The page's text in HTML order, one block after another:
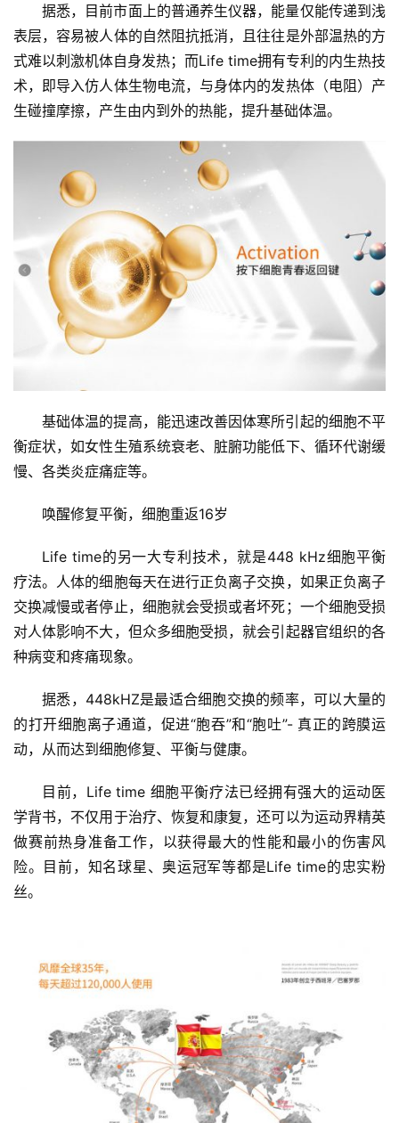
据悉，目前市面上的普通养生仪器，能量仅能传递到浅
表层，容易被人体的自然阻抗抵消，且往往是外部温热的方
式难以刺激机体自身发热；而Life time拥有专利的内生热技
术，即导入仿人体生物电流，与身体内的发热体（电阻）产
生碰撞摩擦，产生由内到外的热能，提升基础体温。
基础体温的提高，能迅速改善因体寒所引起的细胞不平
衡症状，如女性生殖系统衰老、脏腑功能低下、循环代谢缓
慢、各类炎症痛症等。
唤醒修复平衡，细胞重返16岁
Life time的另一大专利技术，就是448 kHz细胞平衡
疗法。人体的细胞每天在进行正负离子交换，如果正负离子
交换减慢或者停止，细胞就会受损或者坏死；一个细胞受损
对人体影响不大，但众多细胞受损，就会引起器官组织的各
种病变和疼痛现象。
据悉，448kHZ是最适合细胞交换的频率，可以大量的
的打开细胞离子通道，促进“胞吞”和“胞吐”- 真正的跨膜运
动，从而达到细胞修复、平衡与健康。
目前，Life time 细胞平衡疗法已经拥有强大的运动医
学背书，不仅用于治疗、恢复和康复，还可以为运动界精英
做赛前热身准备工作，以获得最大的性能和最小的伤害风
险。目前，知名球星、奥运冠军等都是Life time的忠实粉
丝。